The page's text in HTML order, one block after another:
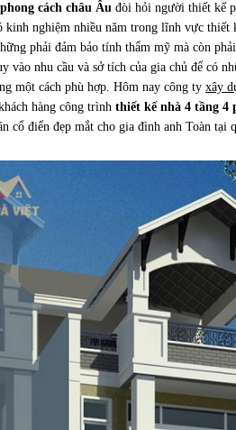
cách châu Âu đòi hỏi người thiết kế
kinh nghiệm nhiều năm trong lĩnh vực thiết
phải đảm bảo tính thẩm mỹ mà còn
vào nhu cầu và sở tích của gia chủ để có
một cách phù hợp. Hôm nay công ty xây
hàng công trình thiết kế nhà 4 tầng 4
cổ điển đẹp mắt cho gia đình anh Toàn tại